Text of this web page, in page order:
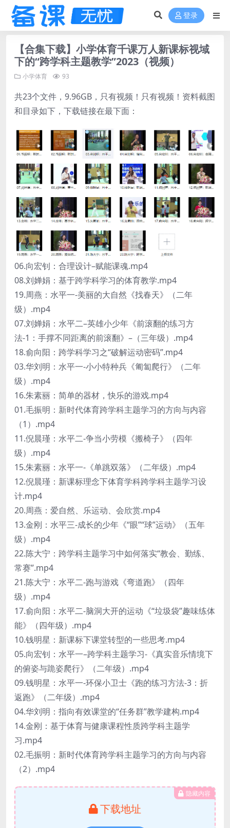
登录
【合集下载】小学体育千课万人新课标视域
下的“跨学科主题教学”2023（视频）
小学体育 93
共23个文件，9.96GB，只有视频！只有视频！资料截图
和目录如下，下载链接在最下面：
06.向宏钊：合理设计–赋能课魂.mp4
08.刘婵娟：基于跨学科学习的体育教学.mp4
19.周燕：水平一-美丽的大自然《找春天》（二年
级）.mp4
07.刘婵娟：水平二–英雄小少年《前滚翻的练习方
法-1：手撑不同距离的前滚翻》–（三年级）.mp4
18.俞向阳：跨学科学习之“破解运动密码”.mp4
03.华刘明：水平一-小小特种兵《匍匐爬行》（二年
级）.mp4
16.朱素丽：简单的器材，快乐的游戏.mp4
01.毛振明：新时代体育跨学科主题学习的方向与内容
（1）.mp4
11.倪晨瑾：水平二-争当小劳模《搬椅子》（四年
级）.mp4
15.朱素丽：水平一-《单跳双落》（二年级）.mp4
12.倪晨瑾：新课标理念下体育学科跨学科主题学习设
计.mp4
20.周燕：爱自然、乐运动、会欣赏.mp4
13.金刚：水平三-成长的少年《“眼”“球”运动》（五年
级）.mp4
22.陈大宁：跨学科主题学习中如何落实“教会、勤练、
常赛”.mp4
21.陈大宁：水平二-跑与游戏《弯道跑》（四年
级）.mp4
17.俞向阳：水平二-脑洞大开的运动《“垃圾袋”趣味练体
能》（四年级）.mp4
10.钱明星：新课标下课堂转型的一些思考.mp4
05.向宏钊：水平一–跨学科主题学习-《真实音乐情境下
的俯姿与跪姿爬行》（二年级）.mp4
09.钱明星：水平一-环保小卫士《跑的练习方法-3：折
返跑》（二年级）.mp4
04.华刘明：指向有效课堂的“任务群”教学建构.mp4
14.金刚：基于体育与健康课程性质跨学科主题学
习.mp4
02.毛振明：新时代体育跨学科主题学习的方向与内容
（2）.mp4
隐藏内容
下载地址